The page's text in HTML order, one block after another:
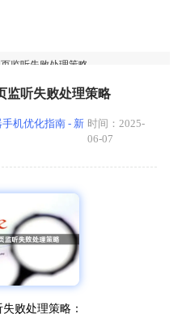
监听失败处理策略
监听失败处理策略
机优化指南 - 新 时间：2025-
06-07
败处理策略：